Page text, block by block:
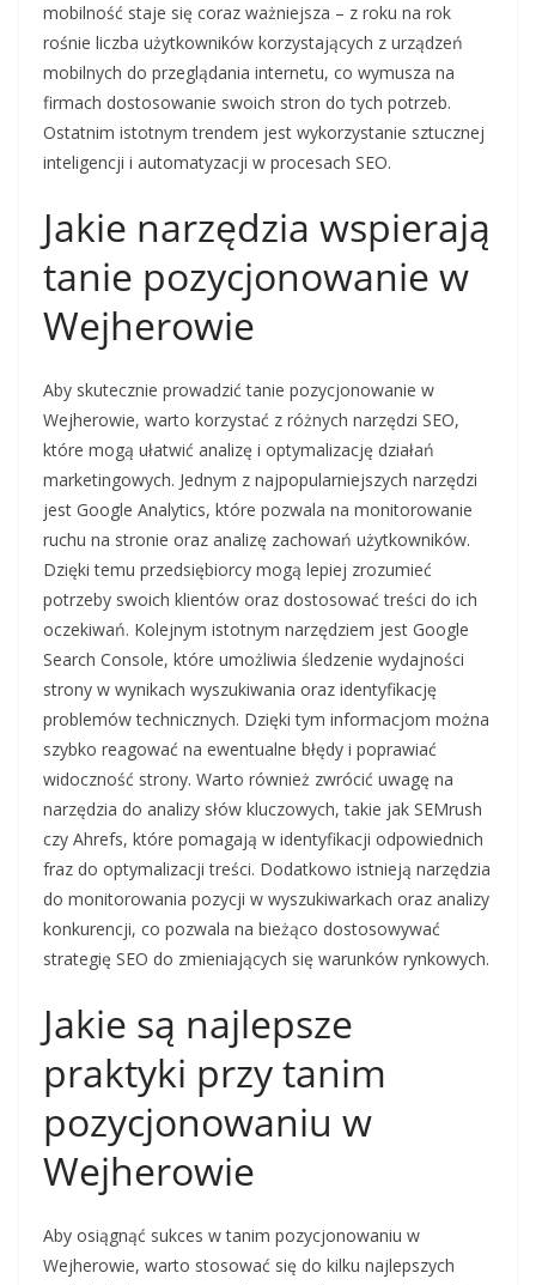
mobilność staje się coraz ważniejsza – z roku na rok
rośnie liczba użytkowników korzystających z urządzeń
mobilnych do przeglądania internetu, co wymusza na
firmach dostosowanie swoich stron do tych potrzeb.
Ostatnim istotnym trendem jest wykorzystanie sztucznej
inteligencji i automatyzacji w procesach SEO.
Jakie narzędzia wspierają
tanie pozycjonowanie w
Wejherowie
Aby skutecznie prowadzić tanie pozycjonowanie w
Wejherowie, warto korzystać z różnych narzędzi SEO,
które mogą ułatwić analizę i optymalizację działań
marketingowych. Jednym z najpopularniejszych narzędzi
jest Google Analytics, które pozwala na monitorowanie
ruchu na stronie oraz analizę zachowań użytkowników.
Dzięki temu przedsiębiorcy mogą lepiej zrozumieć
potrzeby swoich klientów oraz dostosować treści do ich
oczekiwań. Kolejnym istotnym narzędziem jest Google
Search Console, które umożliwia śledzenie wydajności
strony w wynikach wyszukiwania oraz identyfikację
problemów technicznych. Dzięki tym informacjom można
szybko reagować na ewentualne błędy i poprawiać
widoczność strony. Warto również zwrócić uwagę na
narzędzia do analizy słów kluczowych, takie jak SEMrush
czy Ahrefs, które pomagają w identyfikacji odpowiednich
fraz do optymalizacji treści. Dodatkowo istnieją narzędzia
do monitorowania pozycji w wyszukiwarkach oraz analizy
konkurencji, co pozwala na bieżąco dostosowywać
strategię SEO do zmieniających się warunków rynkowych.
Jakie są najlepsze
praktyki przy tanim
pozycjonowaniu w
Wejherowie
Aby osiągnąć sukces w tanim pozycjonowaniu w
Wejherowie, warto stosować się do kilku najlepszych